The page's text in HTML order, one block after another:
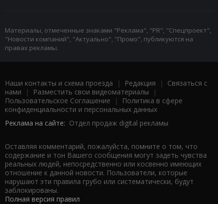
Материалы, отмеченные знаками "Реклама", "PR", "Спецпроект",
"Новости компаний", "Актуально", "Промо", публикуются на
правах рекламы.
Наши контакты и схема проезда | Редакция | Связаться с
нами | Разместить свои видеоматериалы |
Пользовательское Соглашение |
Политика в сфере
конфиденциальности и персональных данных
Реклама на сайте: Отдел продаж digital рекламы
Оставляя комментарий, пожалуйста, помните о том, что
содержание и тон Вашего сообщения могут задеть чувства
реальных людей, непосредственно или косвенно имеющих
отношение к данной новости. Пользователи, которые
нарушают эти правила грубо или систематически, будут
заблокированы.
Полная версия правил